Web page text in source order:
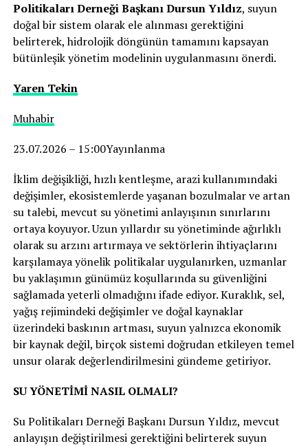
Politikaları Derneği Başkanı Dursun Yıldız, suyun
doğal bir sistem olarak ele alınması gerektiğini
belirterek, hidrolojik döngünün tamamını kapsayan
bütünleşik yönetim modelinin uygulanmasını önerdi.
Yaren Tekin
Muhabir
23.07.2026 – 15:00Yayınlanma
İklim değişikliği, hızlı kentleşme, arazi kullanımındaki
değişimler, ekosistemlerde yaşanan bozulmalar ve artan
su talebi, mevcut su yönetimi anlayışının sınırlarını
ortaya koyuyor. Uzun yıllardır su yönetiminde ağırlıklı
olarak su arzını artırmaya ve sektörlerin ihtiyaçlarını
karşılamaya yönelik politikalar uygulanırken, uzmanlar
bu yaklaşımın günümüz koşullarında su güvenliğini
sağlamada yeterli olmadığını ifade ediyor. Kuraklık, sel,
yağış rejimindeki değişimler ve doğal kaynaklar
üzerindeki baskının artması, suyun yalnızca ekonomik
bir kaynak değil, birçok sistemi doğrudan etkileyen temel
unsur olarak değerlendirilmesini gündeme getiriyor.
SU YÖNETİMİ NASIL OLMALI?
Su Politikaları Derneği Başkanı Dursun Yıldız, mevcut
anlayışın değiştirilmesi gerektiğini belirterek suyun